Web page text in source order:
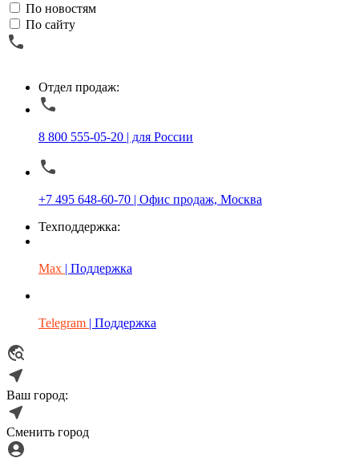
По новостям
По сайту
Отдел продаж:
8 800 555-05-20 | для России
+7 495 648-60-70 | Офис продаж, Москва
Техподдержка:
Max | Поддержка
Telegram | Поддержка
Ваш город:
Сменить город